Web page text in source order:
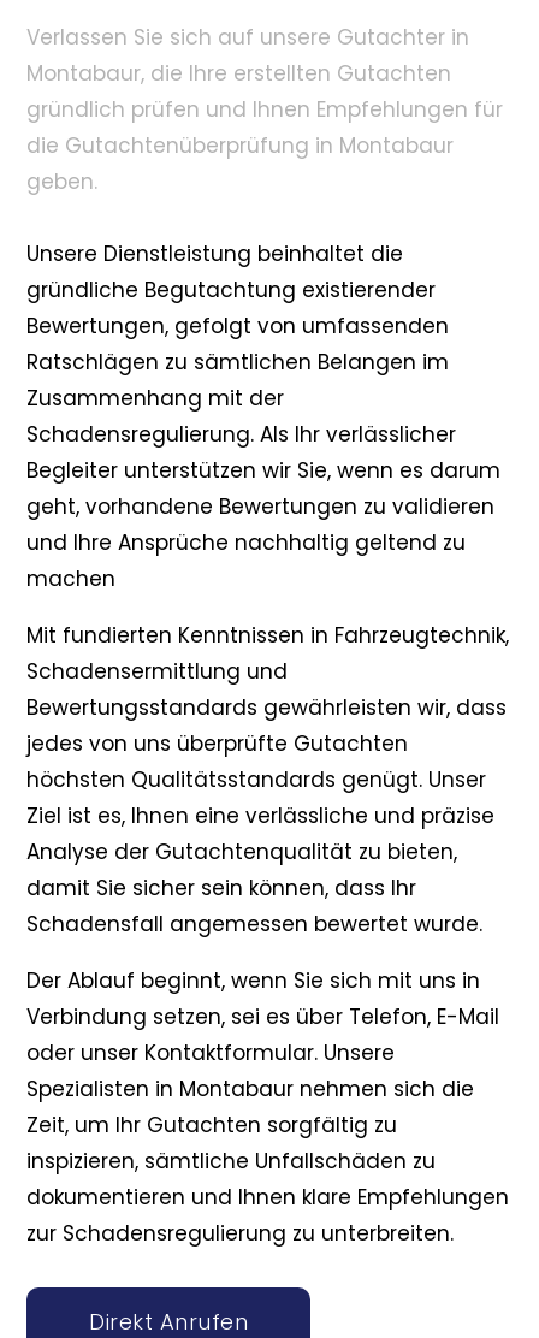
Verlassen Sie sich auf unsere Gutachter in
Montabaur, die Ihre erstellten Gutachten
gründlich prüfen und Ihnen Empfehlungen für
die Gutachtenüberprüfung in Montabaur
geben.
Unsere Dienstleistung beinhaltet die
gründliche Begutachtung existierender
Bewertungen, gefolgt von umfassenden
Ratschlägen zu sämtlichen Belangen im
Zusammenhang mit der
Schadensregulierung. Als Ihr verlässlicher
Begleiter unterstützen wir Sie, wenn es darum
geht, vorhandene Bewertungen zu validieren
und Ihre Ansprüche nachhaltig geltend zu
machen
Mit fundierten Kenntnissen in Fahrzeugtechnik,
Schadensermittlung und
Bewertungsstandards gewährleisten wir, dass
jedes von uns überprüfte Gutachten
höchsten Qualitätsstandards genügt. Unser
Ziel ist es, Ihnen eine verlässliche und präzise
Analyse der Gutachtenqualität zu bieten,
damit Sie sicher sein können, dass Ihr
Schadensfall angemessen bewertet wurde.
Der Ablauf beginnt, wenn Sie sich mit uns in
Verbindung setzen, sei es über Telefon, E-Mail
oder unser Kontaktformular. Unsere
Spezialisten in Montabaur nehmen sich die
Zeit, um Ihr Gutachten sorgfältig zu
inspizieren, sämtliche Unfallschäden zu
dokumentieren und Ihnen klare Empfehlungen
zur Schadensregulierung zu unterbreiten.
Direkt Anrufen